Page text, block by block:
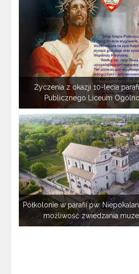
Życzenia z okazji 10-lecia
Publicznego Liceum
Półkolonie w parafii pw.
możliwość zwiedzania